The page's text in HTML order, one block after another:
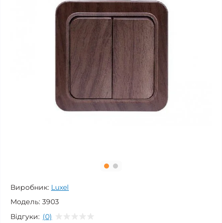
Виробник: Luxel
Модель: 3903
Відгуки: (0)